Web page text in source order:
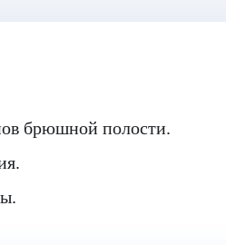
брюшной полости.